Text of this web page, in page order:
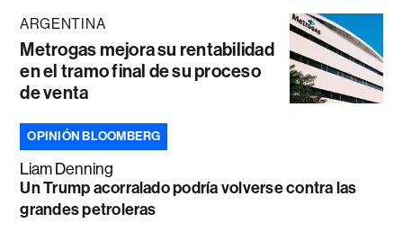
ARGENTINA
Metrogas mejora su rentabilidad
en el tramo final de su proceso
de venta
OPINIÓN BLOOMBERG
Liam Denning
Un Trump acorralado podría volverse contra las
grandes petroleras